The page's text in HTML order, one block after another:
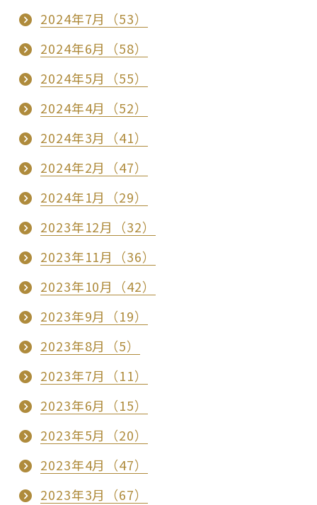
2024年7月（53）
2024年6月（58）
2024年5月（55）
2024年4月（52）
2024年3月（41）
2024年2月（47）
2024年1月（29）
2023年12月（32）
2023年11月（36）
2023年10月（42）
2023年9月（19）
2023年8月（5）
2023年7月（11）
2023年6月（15）
2023年5月（20）
2023年4月（47）
2023年3月（67）